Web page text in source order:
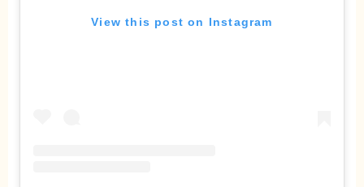
View this post on Instagram